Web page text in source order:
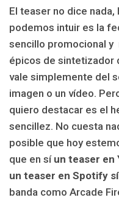
El teaser no dice nada,
podemos intuir es la
sencillo promocional y
épicos de sintetizador
vale simplemente del
imagen o un vídeo.
quiero destacar es el
sencillez. No cuesta
posible que hoy
que en sí un teaser en
un teaser en Spotify
banda como Arcade